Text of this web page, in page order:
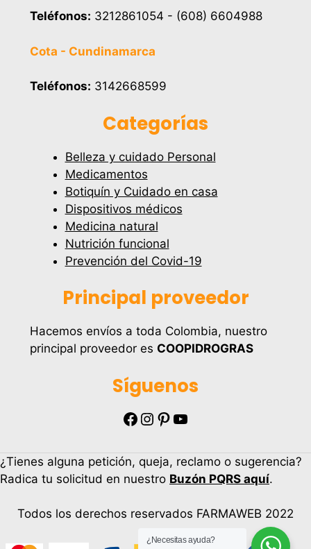
Teléfonos: 3212861054 - (608) 6604988
Cota - Cundinamarca
Teléfonos: 3142668599
Categorías
Belleza y cuidado Personal
Medicamentos
Botiquín y Cuidado en casa
Dispositivos médicos
Medicina natural
Nutrición funcional
Prevención del Covid-19
Principal proveedor
Hacemos envíos a toda Colombia, nuestro
principal proveedor es COOPIDROGRAS
Síguenos
Facebook Instagram Pinterest YouTube
¿Tienes alguna petición, queja, reclamo o sugerencia?
Radica tu solicitud en nuestro Buzón PQRS aquí.
Todos los derechos reservados FARMAWEB 2022
¿Necesitas ayuda?